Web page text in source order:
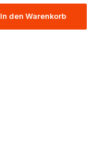
In den Warenkorb